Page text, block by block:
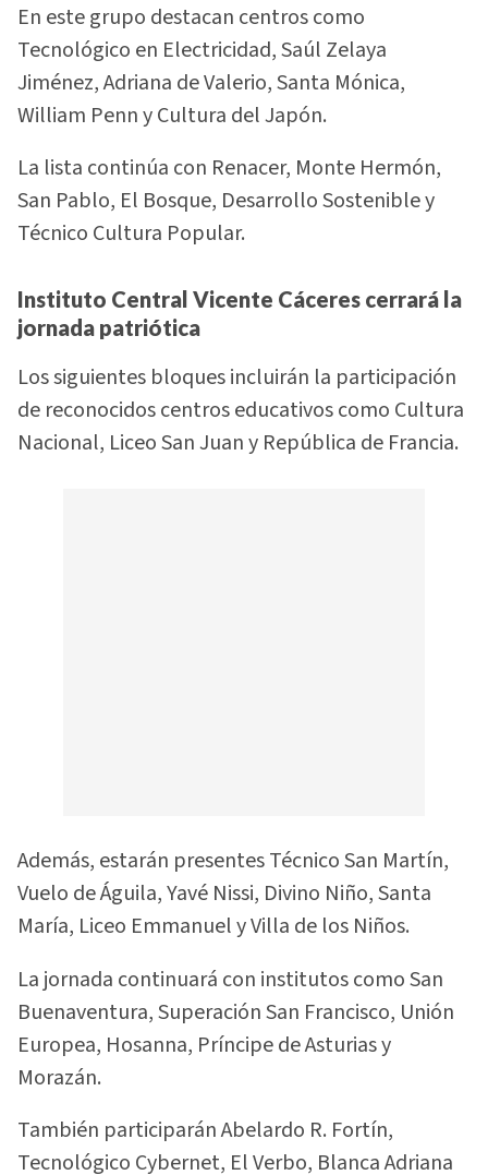
En este grupo destacan centros como
Tecnológico en Electricidad, Saúl Zelaya
Jiménez, Adriana de Valerio, Santa Mónica,
William Penn y Cultura del Japón.
La lista continúa con Renacer, Monte Hermón,
San Pablo, El Bosque, Desarrollo Sostenible y
Técnico Cultura Popular.
Instituto Central Vicente Cáceres cerrará la
jornada patriótica
Los siguientes bloques incluirán la participación
de reconocidos centros educativos como Cultura
Nacional, Liceo San Juan y República de Francia.
Además, estarán presentes Técnico San Martín,
Vuelo de Águila, Yavé Nissi, Divino Niño, Santa
María, Liceo Emmanuel y Villa de los Niños.
La jornada continuará con institutos como San
Buenaventura, Superación San Francisco, Unión
Europea, Hosanna, Príncipe de Asturias y
Morazán.
También participarán Abelardo R. Fortín,
Tecnológico Cybernet, El Verbo, Blanca Adriana